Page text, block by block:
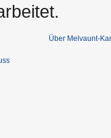
Über Melvaunt-